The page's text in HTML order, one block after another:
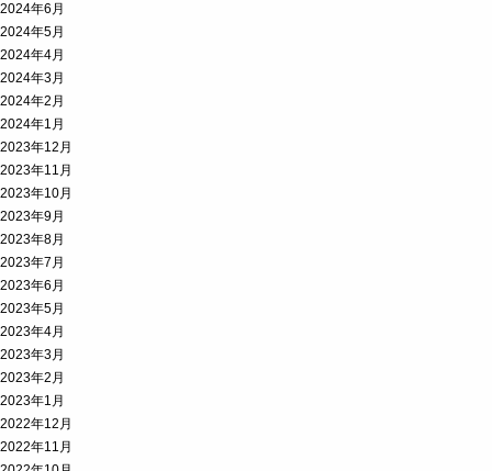
2024年6月
2024年5月
2024年4月
2024年3月
2024年2月
2024年1月
2023年12月
2023年11月
2023年10月
2023年9月
2023年8月
2023年7月
2023年6月
2023年5月
2023年4月
2023年3月
2023年2月
2023年1月
2022年12月
2022年11月